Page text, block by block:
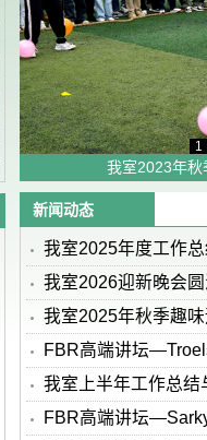
我室2023年秋
1
新闻动态
我室2025年度工作
我室2026迎新晚会
我室2025年秋季趣
FBR高端讲坛
题讲座
我室上半年工作总结
举行
FBR高端讲坛